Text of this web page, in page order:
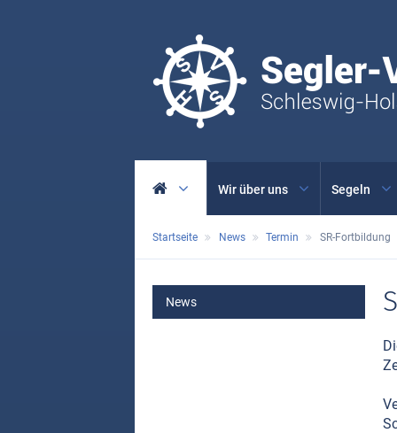
Wir über uns Segeln
Startseite News Termin SR-Fortbildung
MAIN
News